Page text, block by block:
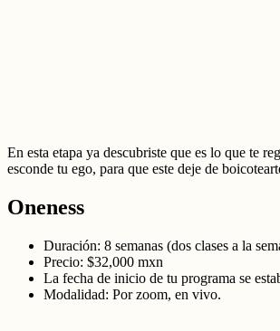
En esta etapa ya descubriste que es lo que te
esconde tu ego, para que este deje de
Oneness
Duración: 8 semanas (dos clases a la
Precio: $32,000 mxn
La fecha de inicio de tu programa se
Modalidad: Por zoom, en vivo.